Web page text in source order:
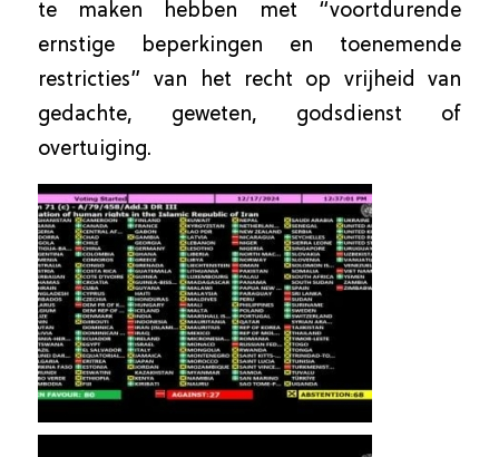
te maken hebben met “voortdurende
ernstige beperkingen en toenemende
restricties” van het recht op vrijheid van
gedachte, geweten, godsdienst of
overtuiging.